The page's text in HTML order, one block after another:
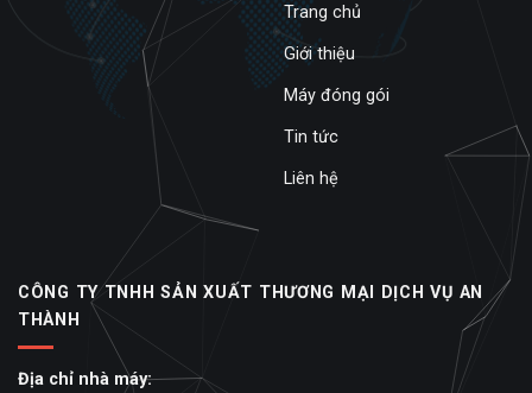
Trang chủ
Giới thiệu
Máy đóng gói
Tin tức
Liên hệ
CÔNG TY TNHH SẢN XUẤT THƯƠNG MẠI DỊCH VỤ AN
THÀNH
Địa chỉ nhà máy: